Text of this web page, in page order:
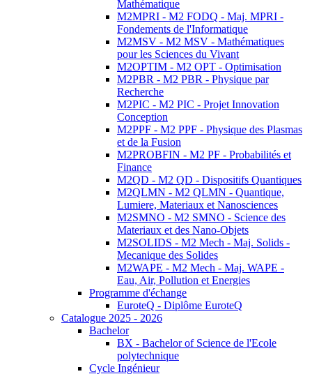
Mathématique
M2MPRI - M2 FODQ - Maj. MPRI -
Fondements de l'Informatique
M2MSV - M2 MSV - Mathématiques
pour les Sciences du Vivant
M2OPTIM - M2 OPT - Optimisation
M2PBR - M2 PBR - Physique par
Recherche
M2PIC - M2 PIC - Projet Innovation
Conception
M2PPF - M2 PPF - Physique des Plasmas
et de la Fusion
M2PROBFIN - M2 PF - Probabilités et
Finance
M2QD - M2 QD - Dispositifs Quantiques
M2QLMN - M2 QLMN - Quantique,
Lumiere, Materiaux et Nanosciences
M2SMNO - M2 SMNO - Science des
Materiaux et des Nano-Objets
M2SOLIDS - M2 Mech - Maj. Solids -
Mecanique des Solides
M2WAPE - M2 Mech - Maj. WAPE -
Eau, Air, Pollution et Energies
Programme d'échange
EuroteQ - Diplôme EuroteQ
Catalogue 2025 - 2026
Bachelor
BX - Bachelor of Science de l'Ecole
polytechnique
Cycle Ingénieur